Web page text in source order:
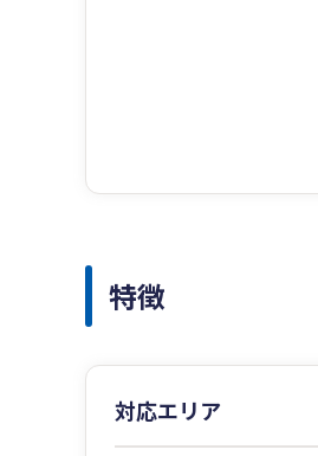
特徴
対応エリア